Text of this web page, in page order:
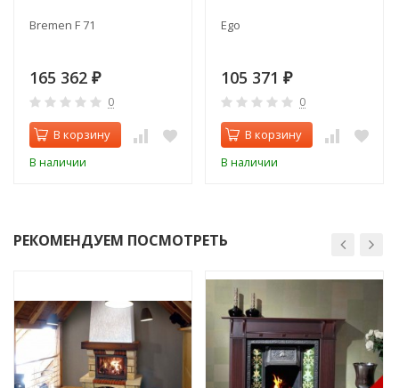
Bremen F 71
165 362 ₽
0
В корзину
В наличии
Ego
105 371 ₽
0
В корзину
В наличии
РЕКОМЕНДУЕМ ПОСМОТРЕТЬ